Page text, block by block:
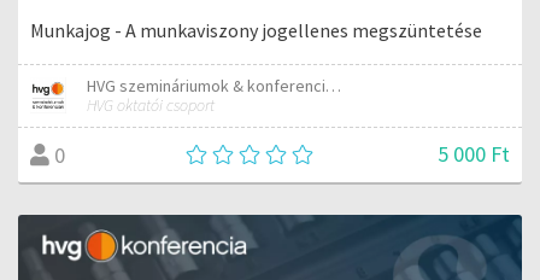
Munkajog - A munkaviszony jogellenes megszüntetése
HVG szemináriumok & konferenciák
HVG oktatói csoport
0 5 000 Ft